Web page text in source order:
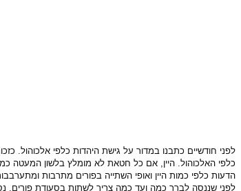
לפני חודשיים כתבנו במדור על גישת היהדות כלפי אלכוהול.
כלפי האלכוהול. היין, אם כל חטאת לא מומלץ בלשון המעטה
הדעות כלפי כמות היין ואופי השתייה בפורים מתרבות
לפני שננסה לברר כמה ועד כמה צריך לשתות בסעודת פורים,